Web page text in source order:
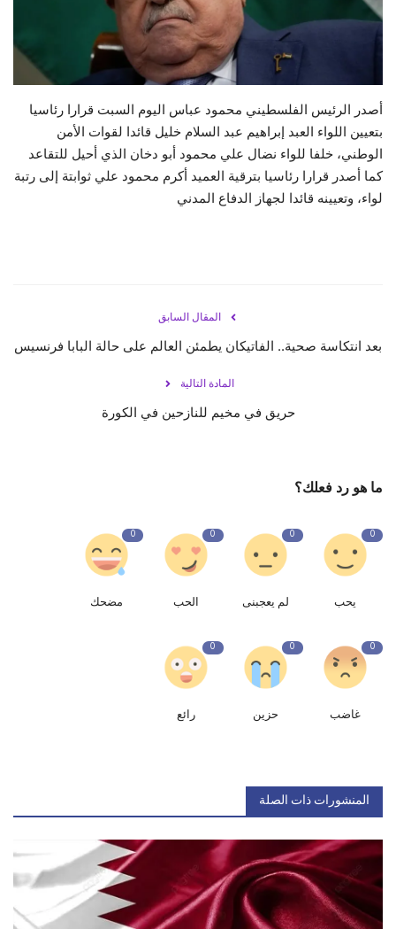
حياة
أصدر الرئيس الفلسطيني محمود عباس اليوم السبت قرارا رئاسيا
بتعيين اللواء العبد إبراهيم عبد السلام خليل قائدا لقوات الأمن
الوطني، خلفا للواء نضال علي محمود أبو دخان الذي أحيل للتقاعد
كما أصدر قرارا رئاسيا بترقية العميد أكرم محمود علي ثوابتة إلى رتبة
لواء، وتعيينه قائدا لجهاز الدفاع المدني
المقال السابق
بعد انتكاسة صحية.. الفاتيكان يطمئن العالم على حالة البابا فرنسيس
المادة التالية
حريق في مخيم للنازحين في الكورة
ما هو رد فعلك؟
0
يحب
0
لم يعجبنى
0
الحب
0
مضحك
0
غاضب
0
حزين
0
رائع
المنشورات ذات الصلة